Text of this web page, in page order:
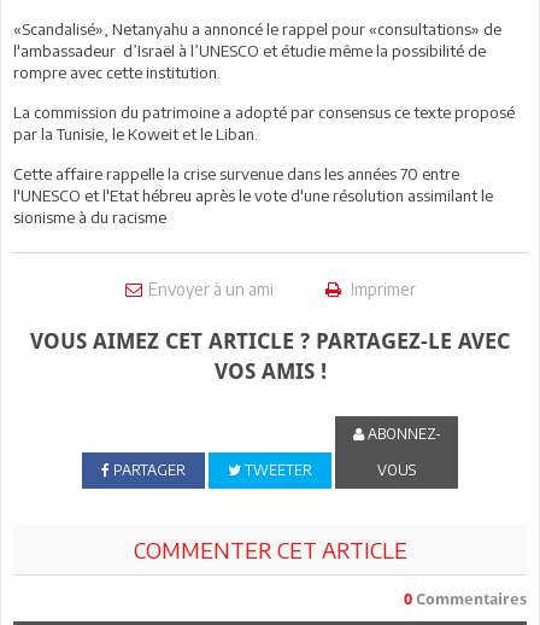
«Scandalisé», Netanyahu a annoncé le rappel pour «consultations» de
l'ambassadeur d’Israël à l’UNESCO et étudie même la possibilité de
rompre avec cette institution.
La commission du patrimoine a adopté par consensus ce texte proposé
par la Tunisie, le Koweit et le Liban.
Cette affaire rappelle la crise survenue dans les années 70 entre
l'UNESCO et l'Etat hébreu après le vote d'une résolution assimilant le
sionisme à du racisme
Envoyer à un ami Imprimer
VOUS AIMEZ CET ARTICLE ? PARTAGEZ-LE AVEC
VOS AMIS !
PARTAGER TWEETER
ABONNEZ-
VOUS
COMMENTER CET ARTICLE
0 Commentaires